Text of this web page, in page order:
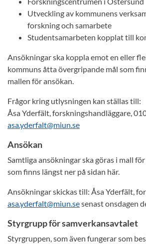
Utveckling av kommunens
forskning och samarbete
Studentsamarbeten kopplat till
Ansökningar ska koppla emot en eller
kommuns åtta övergripande mål som
mallen för ansökan.
Frågor kring utlysningen kan ställas till:
Åsa Yderfält, forskningshandläggare,
asa.yderfalt@miun.se
Ansökan
Samtliga ansökningar ska göras i mall
som finns längst ner på sidan här.
Ansökningar skickas till: Åsa Yderfält,
asa.yderfalt@miun.sesenast onsdagen
Styrgrupp för samverkansavtalet
Styrgruppen, som även fungerar som